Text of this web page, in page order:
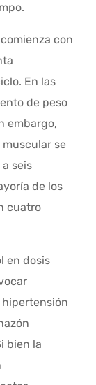
con
En las
de peso
embargo,
se
seis
de los
cuatro
en dosis
bien la